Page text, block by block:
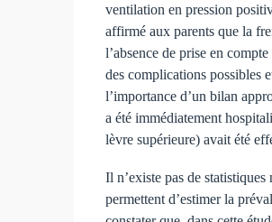
ventilation en pression
affirmé aux parents que la
l’absence de prise en
des complications possibles
l’importance d’un bilan
a été immédiatement
lèvre supérieure) avait été
Il n’existe pas de
permettent d’estimer la